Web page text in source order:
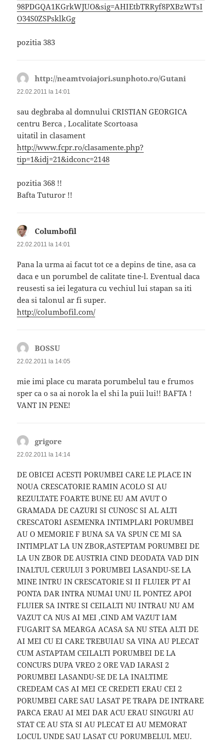
98PDGQA1KGrkWJUO&sig=AHIEtbTRRyf8PXBzWTsI
O34S0ZSPsklkGg
pozitia 383
http://neamtvoiajori.sunphoto.ro/Gutani
22.02.2011 la 14:01
sau degbraba al domnului CRISTIAN GEORGICA
centru Berca , Localitate Scortoasa
uitatil in clasament
http://www.fcpr.ro/clasamente.php?
tip=1&idj=21&idconc=2148
pozitia 368 !!
Bafta Tuturor !!
Columbofil
22.02.2011 la 14:01
Pana la urma ai facut tot ce a depins de tine, asa ca
daca e un porumbel de calitate tine-l. Eventual daca
reusesti sa iei legatura cu vechiul lui stapan sa iti
dea si talonul ar fi super.
http://columbofil.com/
BOSSU
22.02.2011 la 14:05
mie imi place cu marata porumbelul tau e frumos
sper ca o sa ai norok la el shi la puii lui!! BAFTA !
VANT IN PENE!
grigore
22.02.2011 la 14:14
DE OBICEI ACESTI PORUMBEI CARE LE PLACE IN
NOUA CRESCATORIE RAMIN ACOLO SI AU
REZULTATE FOARTE BUNE EU AM AVUT O
GRAMADA DE CAZURI SI CUNOSC SI AL ALTI
CRESCATORI ASEMENRA INTIMPLARI PORUMBEI
AU O MEMORIE F BUNA SA VA SPUN CE MI SA
INTIMPLAT LA UN ZBOR,ASTEPTAM PORUMBEI DE
LA UN ZBOR DE AUSTRIA CIND DEODATA VAD DIN
INALTUL CERULUI 3 PORUMBEI LASANDU-SE LA
MINE INTRU IN CRESCATORIE SI II FLUIER PT AI
PONTA DAR INTRA NUMAI UNU IL PONTEZ APOI
FLUIER SA INTRE SI CEILALTI NU INTRAU NU AM
VAZUT CA NUS AI MEI ,CIND AM VAZUT IAM
FUGARIT SA MEARGA ACASA SA NU STEA ALTI DE
AI MEI CU EI CARE TREBUIAU SA VINA AU PLECAT
CUM ASTAPTAM CEILALTI PORUMBEI DE LA
CONCURS DUPA VREO 2 ORE VAD IARASI 2
PORUMBEI LASANDU-SE DE LA INALTIME
CREDEAM CAS AI MEI CE CREDETI ERAU CEI 2
PORUMBEI CARE SAU LASAT PE TRAPA DE INTRARE
PARCA ERAU AI MEI DAR ACU ERAU SINGURI AU
STAT CE AU STA SI AU PLECAT EI AU MEMORAT
LOCUL UNDE SAU LASAT CU PORUMBELUL MEU.